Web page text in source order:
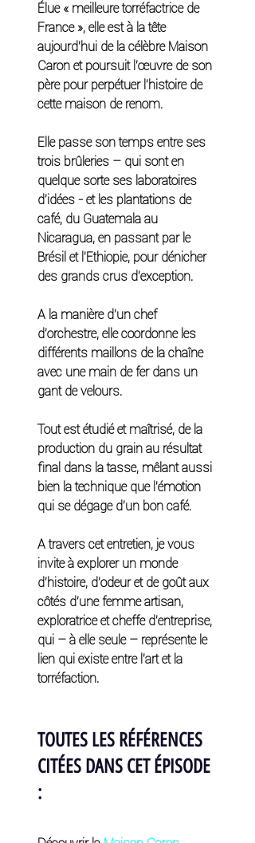
Élue « meilleure torréfactrice de
France », elle est à la tête
aujourd’hui de la célèbre Maison
Caron et poursuit l’œuvre de son
père pour perpétuer l’histoire de
cette maison de renom.
Elle passe son temps entre ses
trois brûleries – qui sont en
quelque sorte ses laboratoires
d’idées - et les plantations de
café, du Guatemala au
Nicaragua, en passant par le
Brésil et l’Ethiopie, pour dénicher
des grands crus d’exception.
A la manière d’un chef
d’orchestre, elle coordonne les
différents maillons de la chaîne
avec une main de fer dans un
gant de velours.
Tout est étudié et maîtrisé, de la
production du grain au résultat
final dans la tasse, mêlant aussi
bien la technique que l’émotion
qui se dégage d’un bon café.
A travers cet entretien, je vous
invite à explorer un monde
d’histoire, d’odeur et de goût aux
côtés d’une femme artisan,
exploratrice et cheffe d’entreprise,
qui – à elle seule – représente le
lien qui existe entre l’art et la
torréfaction.
TOUTES LES RÉFÉRENCES
CITÉES DANS CET ÉPISODE
: